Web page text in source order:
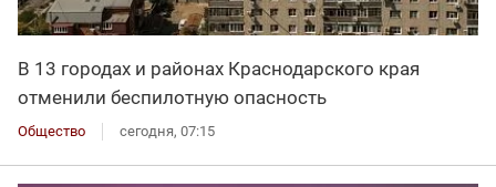
В 13 городах и районах Краснодарского края
отменили беспилотную опасность
Общество сегодня, 07:15